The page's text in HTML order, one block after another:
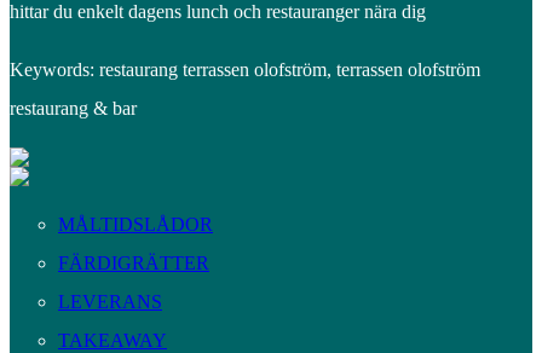
hittar du enkelt dagens lunch och restauranger nära dig
Keywords: restaurang terrassen olofström, terrassen olofström
restaurang & bar
MÅLTIDSLÅDOR
FÄRDIGRÄTTER
LEVERANS
TAKEAWAY